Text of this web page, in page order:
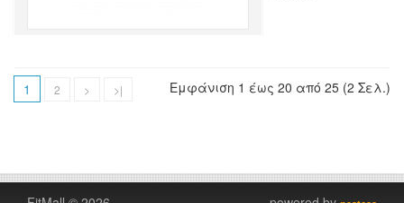
1 2 > >| Εμφάνιση 1 έως 20 από 25 (2 Σελ.)